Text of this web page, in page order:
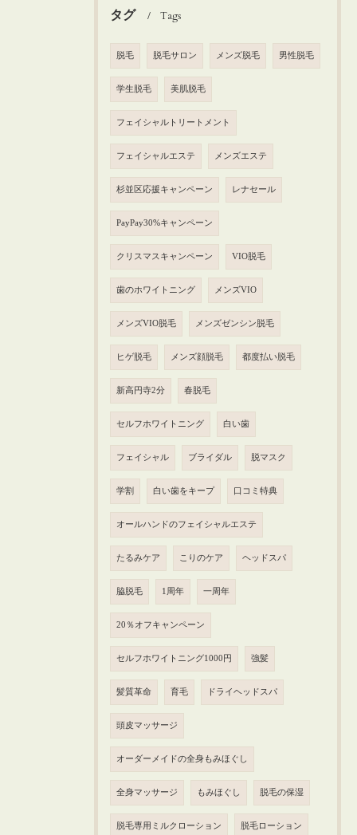
タグ Tags
脱毛 脱毛サロン メンズ脱毛 男性脱毛
学生脱毛 美肌脱毛
フェイシャルトリートメント
フェイシャルエステ メンズエステ
杉並区応援キャンペーン レナセール
PayPay30%キャンペーン
クリスマスキャンペーン VIO脱毛
歯のホワイトニング メンズVIO
メンズVIO脱毛 メンズゼンシン脱毛
ヒゲ脱毛 メンズ顔脱毛 都度払い脱毛
新高円寺2分 春脱毛
セルフホワイトニング 白い歯
フェイシャル ブライダル 脱マスク
学割 白い歯をキープ 口コミ特典
オールハンドのフェイシャルエステ
たるみケア こりのケア ヘッドスパ
脇脱毛 1周年 一周年
20％オフキャンペーン
セルフホワイトニング1000円 強髪
髪質革命 育毛 ドライヘッドスパ
頭皮マッサージ
オーダーメイドの全身もみほぐし
全身マッサージ もみほぐし 脱毛の保湿
脱毛専用ミルクローション 脱毛ローション